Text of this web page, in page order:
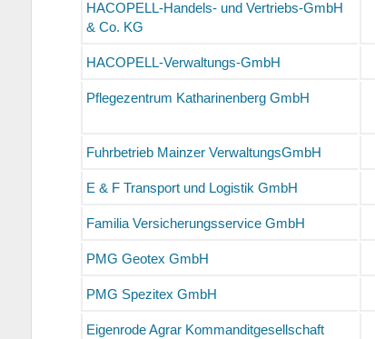
HACOPELL-Handels- und Vertriebs-GmbH
& Co. KG
HACOPELL-Verwaltungs-GmbH
Pflegezentrum Katharinenberg GmbH
Fuhrbetrieb Mainzer VerwaltungsGmbH
E & F Transport und Logistik GmbH
Familia Versicherungsservice GmbH
PMG Geotex GmbH
PMG Spezitex GmbH
Eigenrode Agrar Kommanditgesellschaft